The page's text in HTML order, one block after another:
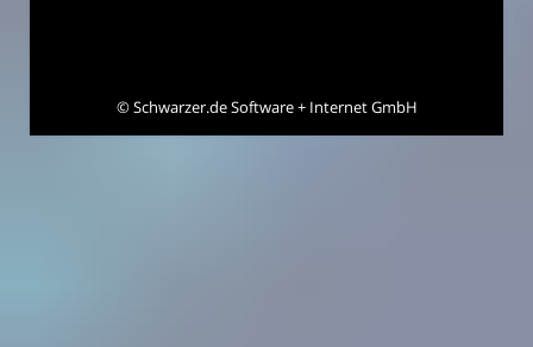
©Schwarzer.de Software + Internet GmbH